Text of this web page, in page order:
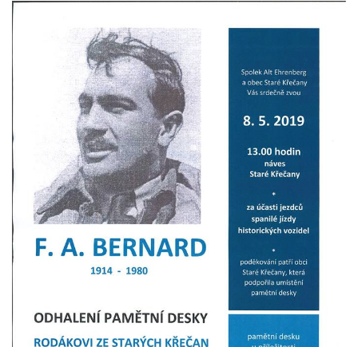
Socha Jana Valeria Jirsíka u Černé věže v
Českých Budějovicích
Socha Krista klesajícího pod křížem u
kostela svatého Mikuláše v Českých
Budějovicích
Socha svatého Jana Nepomuckého u
kostela svaté Rodiny v Českých
Budějovicích
Socha S tebou v parku na Senovážném
Socha Tornádo v parku na Senovážném
náměstí v Českých Budějovicích
Českých Budějovicích